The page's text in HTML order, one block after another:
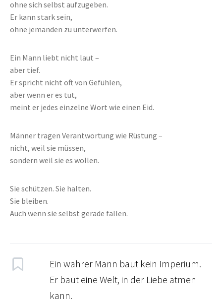
ohne sich selbst aufzugeben.
Er kann stark sein,
ohne jemanden zu unterwerfen.
Ein Mann liebt nicht laut –
aber tief.
Er spricht nicht oft von Gefühlen,
aber wenn er es tut,
meint er jedes einzelne Wort wie einen Eid.
Männer tragen Verantwortung wie Rüstung –
nicht, weil sie müssen,
sondern weil sie es wollen.
Sie schützen. Sie halten.
Sie bleiben.
Auch wenn sie selbst gerade fallen.
Ein wahrer Mann baut kein Imperium.
Er baut eine Welt, in der Liebe atmen
kann.